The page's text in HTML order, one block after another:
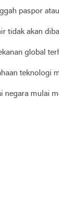
paspor
tidak akan
global
teknologi
negara mulai